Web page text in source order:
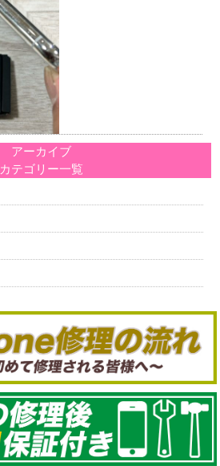
アーカイブ
カテゴリー一覧